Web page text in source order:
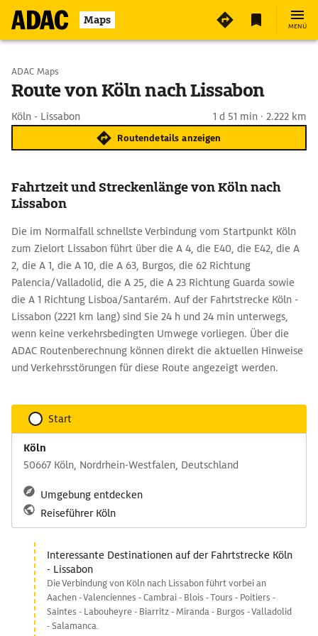
Maps MENÜ
Start wählen
ADAC Maps
Route von Köln nach Lissabon
Köln - Lissabon 1 d 51 min · 2.222 km
Routendetails anzeigen
Fahrtzeit und Streckenlänge von Köln nach
Lissabon
Die im Normalfall schnellste Verbindung vom Startpunkt Köln
zum Zielort Lissabon führt über die A 4, die E40, die E42, die A
2, die A 1, die A 10, die A 63, Burgos, die 62 Richtung
Palencia/Valladolid, die A 25, die A 23 Richtung Guarda sowie
die A 1 Richtung Lisboa/Santarém. Auf der Fahrtstrecke Köln -
Lissabon (2221 km lang) sind Sie 24 h und 24 min unterwegs,
wenn keine verkehrsbedingten Umwege vorliegen. Über die
ADAC Routenberechnung können direkt die aktuellen Hinweise
und Verkehrsstörungen für diese Route angezeigt werden.
Start
Köln
50667 Köln, Nordrhein-Westfalen, Deutschland
Umgebung entdecken
Reiseführer Köln
Interessante Destinationen auf der Fahrtstrecke Köln
- Lissabon
Die Verbindung von Köln nach Lissabon führt vorbei an
Aachen - Valenciennes - Cambrai - Blois - Tours - Poitiers -
Saintes - Labouheyre - Biarritz - Miranda - Burgos - Valladolid
- Salamanca.